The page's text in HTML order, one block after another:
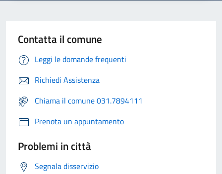
Contatta il comune
Leggi le domande frequenti
Richiedi Assistenza
Chiama il comune 031.7894111
Prenota un appuntamento
Problemi in città
Segnala disservizio